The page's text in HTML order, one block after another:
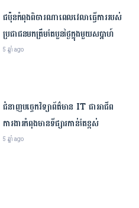
សៀវភៅ​ ​១​លាន​ក្បាល​ចែក​ដល់​កុមារ​នៅ​
តំបន់​ដាច់ស្រយាល ​និង​ជុំវិញ​បឹង​ទន្លេ​សាប ​
ដើម្បី​ជំរុញ​វប្បធម៌​អាន​
វិធីសាមញ្ញៗដើម្បីកាត់បន្ថយភាពតានតឹង
ដោយមិនចាំបាច់ចេះធ្វើសមាធិ
ចំណេះជីវិត , ព្រឹត្តិការណ៍
ជប៉ុនកំពុងពិចារណាពេលវេលាធ្វើការរបស់
ប្រជាជនមកត្រឹមតែបួនថ្ងៃក្នុងមួយសប្តាហ៍
5 ឆ្នាំ ago
ជំនាញបច្ចេកវិទ្យាព័ត៌មាន IT ជាអាជីព
ការងារកំពុងមានទីផ្សារកាន់តែខ្ពស់
5 ឆ្នាំ ago